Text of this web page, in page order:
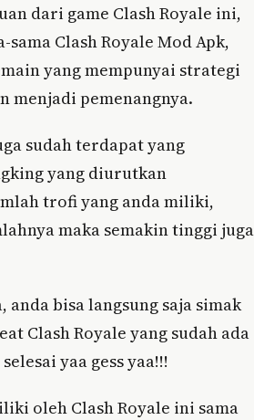
dari game Clash Royale ini,
sama Clash Royale Mod Apk,
yang mempunyai strategi
menjadi pemenangnya.
sudah terdapat yang
yang diurutkan
trofi yang anda miliki,
maka semakin tinggi juga
anda bisa langsung saja simak
Clash Royale yang sudah ada
yaa gess yaa!!!
oleh Clash Royale ini sama